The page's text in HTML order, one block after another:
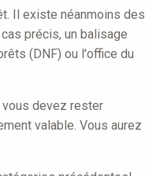
Il existe néanmoins des
précis, un balisage
(DNF) ou l'office du
vous devez rester
valable. Vous aurez